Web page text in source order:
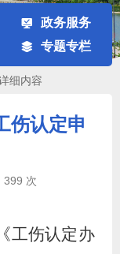
政务服务
专题专栏
细内容
伤认定申
399 次
工伤认定办